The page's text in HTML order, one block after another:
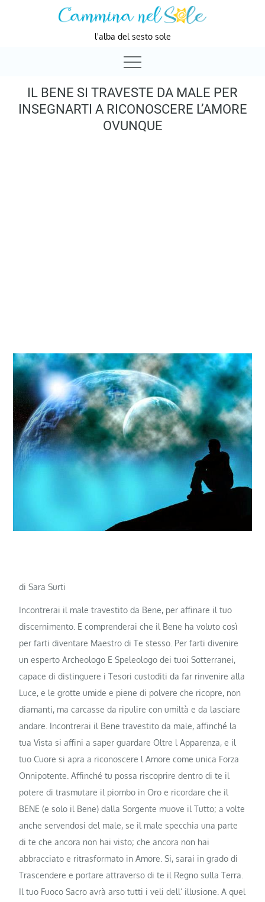
l'alba del sesto sole
IL BENE SI TRAVESTE DA MALE PER
INSEGNARTI A RICONOSCERE L’AMORE
OVUNQUE
di Sara Surti
Incontrerai il male travestito da Bene, per affinare il tuo
discernimento. E comprenderai che il Bene ha voluto così
per farti diventare Maestro di Te stesso. Per farti divenire
un esperto Archeologo E Speleologo dei tuoi Sotterranei,
capace di distinguere i Tesori custoditi da far rinvenire alla
Luce, e le grotte umide e piene di polvere che ricopre, non
diamanti, ma carcasse da ripulire con umiltà e da lasciare
andare. Incontrerai il Bene travestito da male, affinché la
tua Vista si affini a saper guardare Oltre l Apparenza, e il
tuo Cuore si apra a riconoscere l Amore come unica Forza
Onnipotente. Affinché tu possa riscoprire dentro di te il
potere di trasmutare il piombo in Oro e ricordare che il
BENE (e solo il Bene) dalla Sorgente muove il Tutto; a volte
anche servendosi del male, se il male specchia una parte
di te che ancora non hai visto; che ancora non hai
abbracciato e ritrasformato in Amore. Si, sarai in grado di
Trascendere e portare attraverso di te il Regno sulla Terra.
Il tuo Fuoco Sacro avrà arso tutti i veli dell’ illusione. A quel